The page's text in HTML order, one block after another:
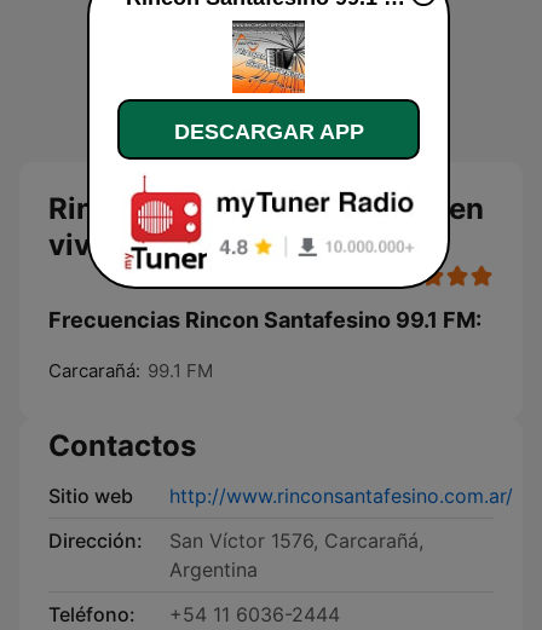
Rincon Santafesino 99.1 FM en
vivo
Frecuencias Rincon Santafesino 99.1 FM:
Carcarañá: 99.1 FM
Contactos
Sitio web
http://www.rinconsantafesino.com.ar/
Dirección:
San Víctor 1576, Carcarañá,
Argentina
Teléfono:
+54 11 6036-2444
DESCARGAR APP